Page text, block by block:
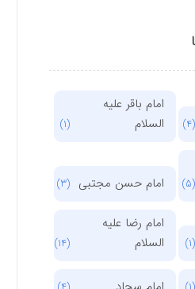
امام باقر علیه
السلام
امام حسن مجتبی (3)
امام رضا علیه
السلام